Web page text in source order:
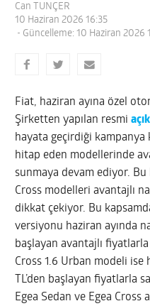
Can TUNÇER
10 Haziran 2026 16:35
- Güncelleme: 10 Haziran 2026
Fiat, haziran ayına özel
Şirketten yapılan resmi
hayata geçirdiği kampanya
hitap eden modellerinde
sunmaya devam ediyor. Bu
Cross modelleri avantajlı
dikkat çekiyor. Bu
versiyonu haziran ayında
başlayan avantajlı
Cross 1.6 Urban modeli ise
TL’den başlayan fiyatlarla
Egea Sedan ve Egea Cross